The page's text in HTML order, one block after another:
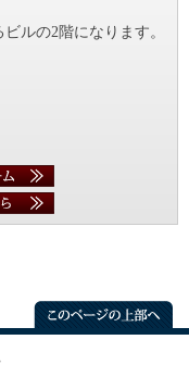
ルの2階になります。